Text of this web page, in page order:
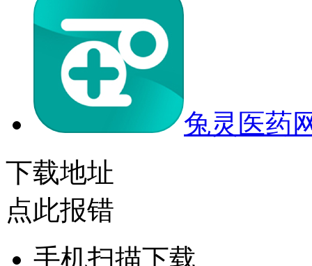
兔灵医药
下载地址
点此报错
手机扫描下载